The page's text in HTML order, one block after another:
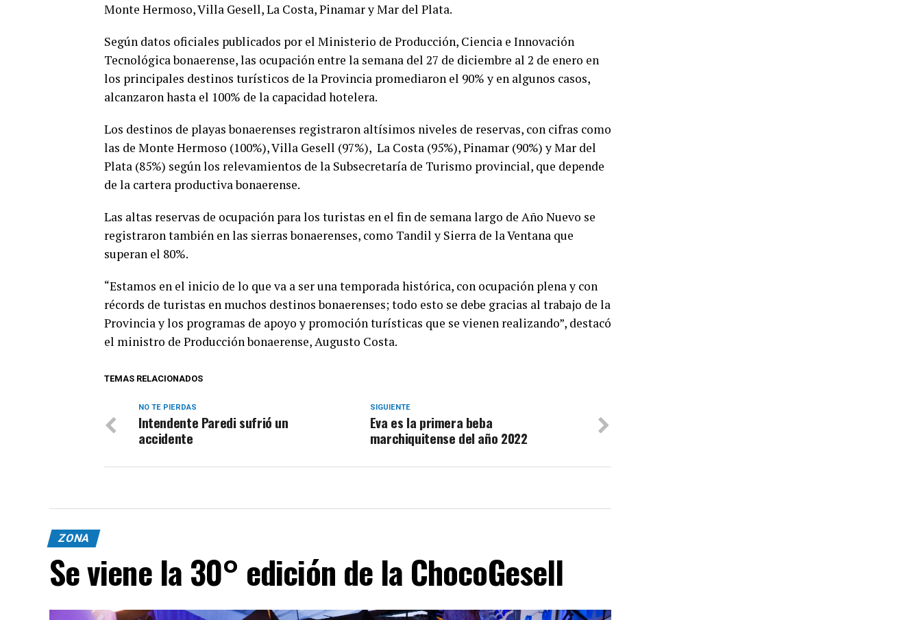
Monte Hermoso, Villa Gesell, La Costa, Pinamar y Mar del Plata.
Según datos oficiales publicados por el Ministerio de Producción, Ciencia e Innovación
Tecnológica bonaerense, las ocupación entre la semana del 27 de diciembre al 2 de enero en
los principales destinos turísticos de la Provincia promediaron el 90% y en algunos casos,
alcanzaron hasta el 100% de la capacidad hotelera.
Los destinos de playas bonaerenses registraron altísimos niveles de reservas, con cifras como
las de Monte Hermoso (100%), Villa Gesell (97%), La Costa (95%), Pinamar (90%) y Mar del
Plata (85%) según los relevamientos de la Subsecretaría de Turismo provincial, que depende
de la cartera productiva bonaerense.
Las altas reservas de ocupación para los turistas en el fin de semana largo de Año Nuevo se
registraron también en las sierras bonaerenses, como Tandil y Sierra de la Ventana que
superan el 80%.
“Estamos en el inicio de lo que va a ser una temporada histórica, con ocupación plena y con
récords de turistas en muchos destinos bonaerenses; todo esto se debe gracias al trabajo de la
Provincia y los programas de apoyo y promoción turísticas que se vienen realizando”, destacó
el ministro de Producción bonaerense, Augusto Costa.
TEMAS RELACIONADOS
SIGUIENTE
Eva es la primera beba
marchiquitense del año 2022
NO TE PIERDAS
Intendente Paredi sufrió un
accidente
ZONA
Se viene la 30° edición de la ChocoGesell